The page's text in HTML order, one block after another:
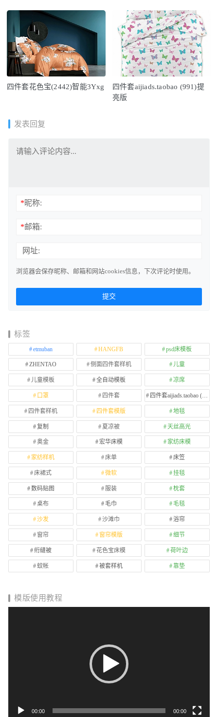
四件套花色宝(2442)智能3Yxg
四件套aijiads.taobao (991)提
亮版
发表回复
*昵称:
*邮箱:
网址:
浏览器会保存昵称、邮箱和网站cookies信息，下次评论时使用。
标签
etmuban HANGFB psd床模板
ZHENTAO 侧面四件套样机 儿童
儿童模板 全自动模板 凉席
口罩 四件套 四件套aijiads.taobao (1639)
四件套样机 四件套模版 地毯
复制 夏凉被 天丝高光
奥金 宏华床模 家纺床模
家纺样机 床单 床笠
床裙式 微软 挂毯
数码贴图 服装 枕套
桌布 毛巾 毛毯
沙发 沙滩巾 浴帘
窗帘 窗帘模版 细节
绗缝被 花色宝床模 荷叶边
蚊帐 被套样机 靠垫
模版使用教程
00:00 02:01